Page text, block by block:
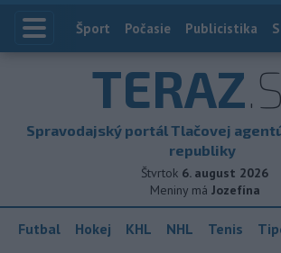
Index
Šport Počasie Publicistika
TERAZ
Spravodajský portál Tlačovej
republiky
Štvrtok 6. august 2026
Meniny má Jozefína
Futbal Hokej KHL NHL Tenis